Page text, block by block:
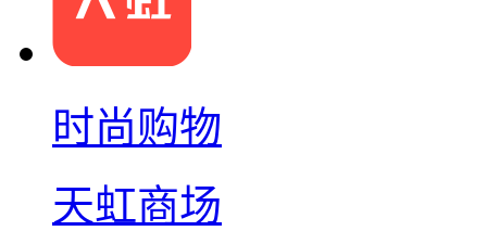
时尚购物
天虹商场